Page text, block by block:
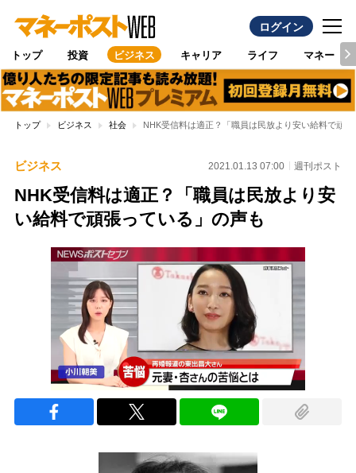
ログイン
トップ 投資 ビジネス キャリア ライフ マネー
トップ ビジネス 社会 NHK受信料は適正？「職員は民放より安い給料で頑
ビジネス 2021.01.13 07:00 週刊ポスト
NHK受信料は適正？「職員は民放より安
い給料で頑張っている」の声も